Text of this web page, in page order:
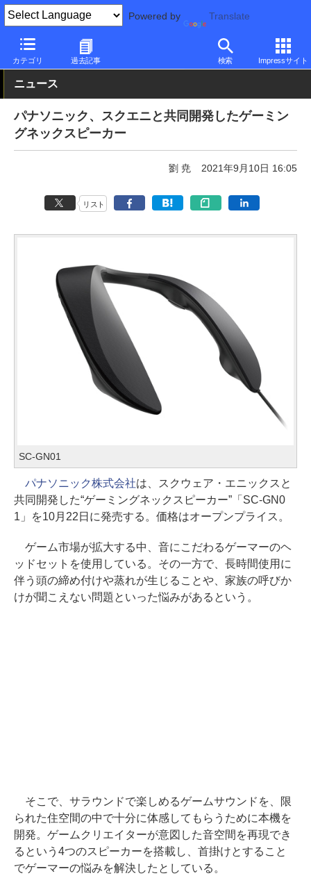
Powered by Translate
カテゴリ 過去記事 検索 Impressサイト
PC Watch 半導体/周辺機器
ニュース
パナソニック、スクエニと共同開発したゲーミン
グネックスピーカー
劉 尭 2021年9月10日 16:05
リスト
SC-GN01
パナソニック株式会社は、スクウェア・エニックスと
共同開発した“ゲーミングネックスピーカー”「SC-GN0
1」を10月22日に発売する。価格はオープンプライス。
ゲーム市場が拡大する中、音にこだわるゲーマーのヘ
ッドセットを使用している。その一方で、長時間使用に
伴う頭の締め付けや蒸れが生じることや、家族の呼びか
けが聞こえない問題といった悩みがあるという。
そこで、サラウンドで楽しめるゲームサウンドを、限
られた住空間の中で十分に体感してもらうために本機を
開発。ゲームクリエイターが意図した音空間を再現でき
るという4つのスピーカーを搭載し、首掛けとすること
でゲーマーの悩みを解決したとしている。